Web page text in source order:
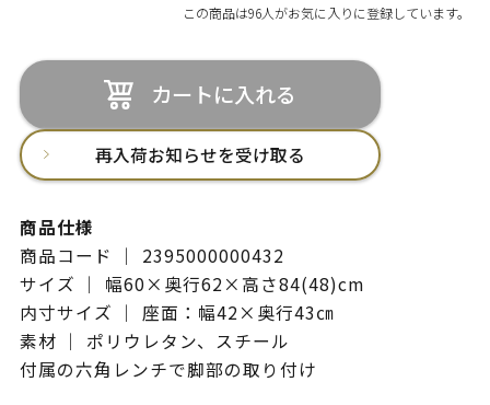
この商品は96人がお気に入りに登録しています。
カートに入れる
再入荷お知らせを受け取る
商品仕様
商品コード ｜ 2395000000432
サイズ ｜ 幅60×奥行62×高さ84(48)cm
内寸サイズ ｜ 座面：幅42×奥行43㎝
素材 ｜ ポリウレタン、スチール
付属の六角レンチで脚部の取り付け